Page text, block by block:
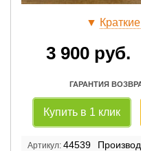
▼
3 900 руб.
ГАРАНТИЯ
Купить в 1 клик
Артикул: 44539